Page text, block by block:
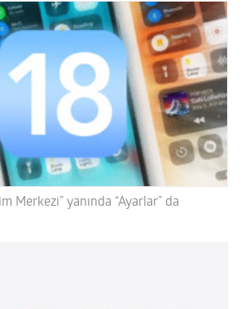
Merkezi” yanında “Ayarlar” da